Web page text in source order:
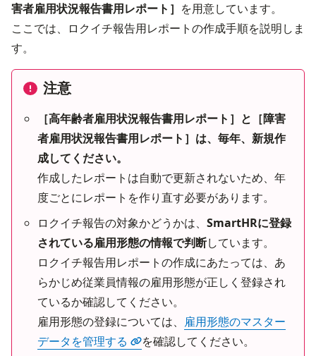
害者雇用状況報告書用レポート］ を用意しています。
ここでは、ロクイチ報告用レポートの作成手順を説明しま
す。
注意
［高年齢者雇用状況報告書用レポート］と［障害
者雇用状況報告書用レポート］は、毎年、新規作
成してください。
作成したレポートは自動で更新されないため、年
度ごとにレポートを作り直す必要があります。
ロクイチ報告の対象かどうかは、 SmartHRに登録
されている雇用形態の情報で判断しています。
ロクイチ報告用レポートの作成にあたっては、あ
らかじめ従業員情報の雇用形態が正しく登録され
ているか確認してください。
雇用形態の登録については、 雇用形態のマスター
データを管理する
を確認してください。